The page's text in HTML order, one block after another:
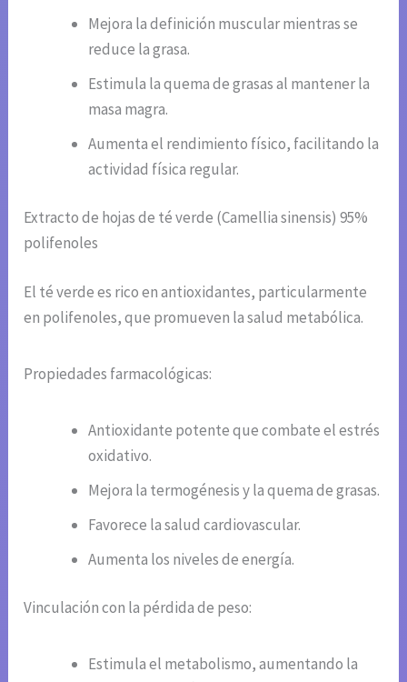
Mejora la definición muscular mientras se
reduce la grasa.
Estimula la quema de grasas al mantener la
masa magra.
Aumenta el rendimiento físico, facilitando la
actividad física regular.
Extracto de hojas de té verde (Camellia sinensis) 95%
polifenoles
El té verde es rico en antioxidantes, particularmente
en polifenoles, que promueven la salud metabólica.
Propiedades farmacológicas:
Antioxidante potente que combate el estrés
oxidativo.
Mejora la termogénesis y la quema de grasas.
Favorece la salud cardiovascular.
Aumenta los niveles de energía.
Vinculación con la pérdida de peso:
Estimula el metabolismo, aumentando la